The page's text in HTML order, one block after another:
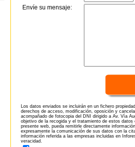
Envíe su mensaje:
Los datos enviados se incluirán en un fichero
derechos de acceso, modificación, oposición y
acompañado de fotocopia del DNI dirigido a Av. Vía
objetivo de la recogida y el tratamiento de estos
presente web, pueda remitirle directamente
expresamente la comunicación de sus datos con la
información referida a las empresas incluidas en
veracidad.